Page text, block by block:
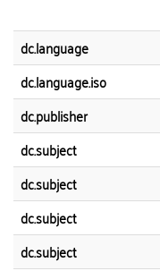
dc.language
dc.language.iso
dc.publisher
dc.subject
dc.subject
dc.subject
dc.subject